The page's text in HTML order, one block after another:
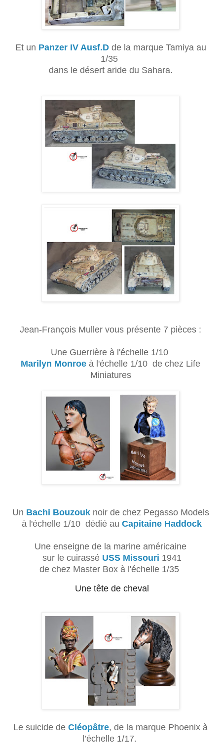
Et un Panzer IV Ausf.Dde la marque Tamiya au
1/35
dans le désert aride du Sahara.
Jean-François Muller vous présente 7 pièces :
Une Guerrière à l'échelle 1/10
Marilyn Monroe à l'échelle 1/10 de chez Life
Miniatures
Un Bachi Bouzouknoir de chez Pegasso Models
à l'échelle 1/10 dédié au Capitaine Haddock
Une enseigne de la marine américaine
sur le cuirassé USS Missouri 1941
de chez Master Box à l'échelle 1/35
Une tête de cheval
Le suicide de Cléopâtre, de la marque Phoenix à
l’échelle 1/17.